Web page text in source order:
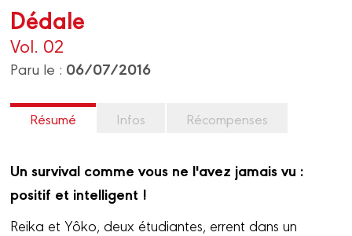
Dédale
Vol. 02
Paru le : 06/07/2016
Résumé Infos Récompenses
Un survival comme vous ne l'avez jamais vu :
positif et intelligent !
Reika et Yôko, deux étudiantes, errent dans un